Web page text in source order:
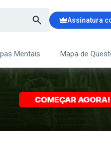
Assinatura
CARRINHO DE
ITENS (00)
Ops!
Seu carrinho
Mentais Mapa de